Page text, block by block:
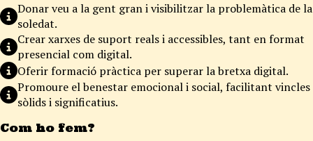
Donar veu a la gent gran i visibilitzar la problemàtica de la
soledat.
Crear xarxes de suport reals i accessibles, tant en format
presencial com digital.
Oferir formació pràctica per superar la bretxa digital.
Promoure el benestar emocional i social, facilitant vincles
sòlids i significatius.
Com ho fem?